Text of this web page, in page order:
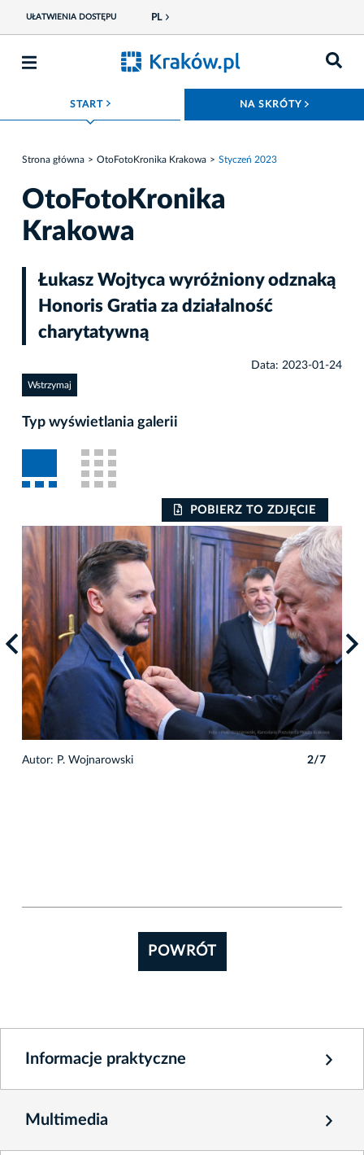
UŁATWIENIA DOSTĘPU PL
START ROZWIŃ MENU NA SKRÓTY
Strona główna OtoFotoKronika Krakowa Styczeń 2023
OtoFotoKronika
Krakowa
Łukasz Wojtyca wyróżniony odznaką
Honoris Gratia za działalność
charytatywną
Data: 2023-01-24
Wstrzymaj
Typ wyświetlania galerii
POBIERZ TO ZDJĘCIE
Autor: P. Wojnarowski 2/7
POWRÓT
Informacje praktyczne
Multimedia